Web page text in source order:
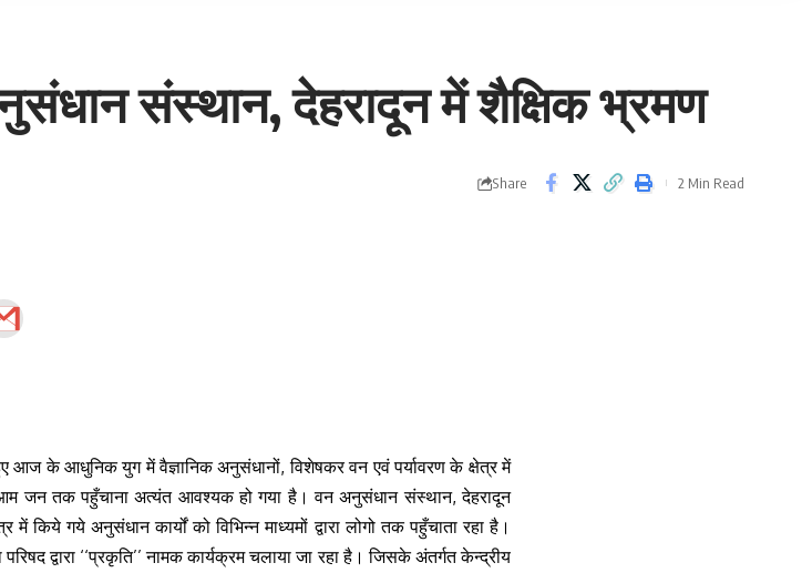
संस्थान, देहरादून में शैक्षिक भ्रमण
Share 2 Min Read
आज के आधुनिक युग में वैज्ञानिक अनुसंधानों, विशेषकर वन एवं पर्यावरण के क्षेत्र में
आम जन तक पहुँचाना अत्यंत आवश्यक हो गया है। वन अनुसंधान संस्थान, देहरादून
किये गये अनुसंधान कार्यों को विभिन्न माध्यमों द्वारा लोगो तक पहुँचाता रहा है।
द्वारा ‘‘प्रकृति’’ नामक कार्यक्रम चलाया जा रहा है। जिसके अंतर्गत केन्द्रीय